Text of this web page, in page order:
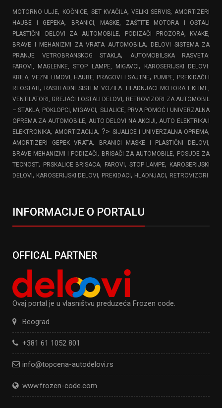
MOTORNO ULJE, KOČNICE, SET KVAČILA,VELIKI SERVIS,AMORTIZERI
HAUBE I GEPEKA,
BRANICI, MASKE, ZAŠTITE MOTORA I OSTALI
PLASTIČNI DELOVI ZA AUTOMOBILE,
PODIZAČI PROZORA, KVAKE,
BRAVE I MEHANIZMI ZA VRATA AUTOMOBILA,
DELOVI SISTEMA ZA
PRANJE VETROBRANSKOG STAKLA,
AUTOMOBILSKA RASVETA:
FAROVI, MAGLENKE, STOP LAMPE, MIGAVCI,
KAROSERIJSKI DELOVI:
KRILA, VEZNI LIMOVI, HAUBE, PRAGOVI I SAJTNE, PUMPE, PREKIDAČI I
REOSTATI, RASHLADNI SISTEM VOZILA: HLADNJACI MOTORA I KLIME,
VENTILATORI, GREJAČI I OSTALI DELOVI, RETROVIZORI ZA AUTOMOBIL
– STAKLA, POKLOPCI, MIGAVCI, SIJALICE, PRVA POMOĆ I UNIVERZALNA
OPREMA ZA AUTOMOBILE,AUTO DELOVI NA AKCIJI,AUTO ELEKTRIKA I
ELEKTRONIKA,AMORTIZACIJA, ?> SIJALICE I UNIVERZALNA OPREMA,
AMORTIZERI GEPEK VRATA, BRANICI MASKE I PLASTIČNI DELOVI,
BRAVE MEHANIZMI I PODIZAČI, BRISAČI ZA AUTOMOBILE, POSUDE ZA
TECNOST, PRSKALICE BRISACA, FAROVI, STOP LAMPE, KAROSERIJSKI
DELOVI, KAROSERIJSKI DELOVI, PREKIDACI, HLADNJACI, RETROVIZORI
INFORMACIJE O PORTALU
OFFICAL PARTNER
Ovaj portal je u vlasništvu preduzeća Frozen code.
Beograd
+381 61 1052 801
info@topcena-autodelovi.rs
www.frozen-code.com